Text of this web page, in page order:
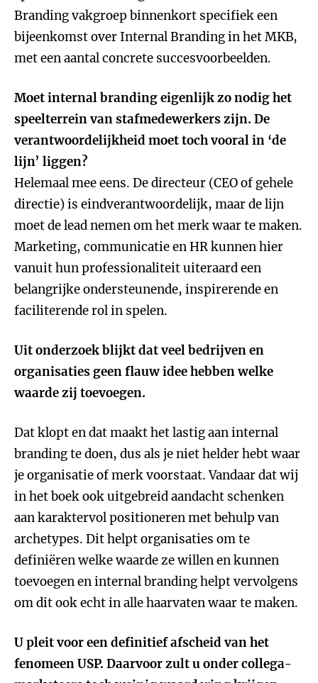
Branding vakgroep binnenkort specifiek een
bijeenkomst over Internal Branding in het MKB,
met een aantal concrete succesvoorbeelden.
Moet internal branding eigenlijk zo nodig het
speelterrein van stafmedewerkers zijn. De
verantwoordelijkheid moet toch vooral in ‘de
lijn’ liggen?
Helemaal mee eens. De directeur (CEO of gehele
directie) is eindverantwoordelijk, maar de lijn
moet de lead nemen om het merk waar te maken.
Marketing, communicatie en HR kunnen hier
vanuit hun professionaliteit uiteraard een
belangrijke ondersteunende, inspirerende en
faciliterende rol in spelen.
Uit onderzoek blijkt dat veel bedrijven en
organisaties geen flauw idee hebben welke
waarde zij toevoegen.
Dat klopt en dat maakt het lastig aan internal
branding te doen, dus als je niet helder hebt waar
je organisatie of merk voorstaat. Vandaar dat wij
in het boek ook uitgebreid aandacht schenken
aan karaktervol positioneren met behulp van
archetypes. Dit helpt organisaties om te
definiëren welke waarde ze willen en kunnen
toevoegen en internal branding helpt vervolgens
om dit ook echt in alle haarvaten waar te maken.
U pleit voor een definitief afscheid van het
fenomeen USP. Daarvoor zult u onder collega-